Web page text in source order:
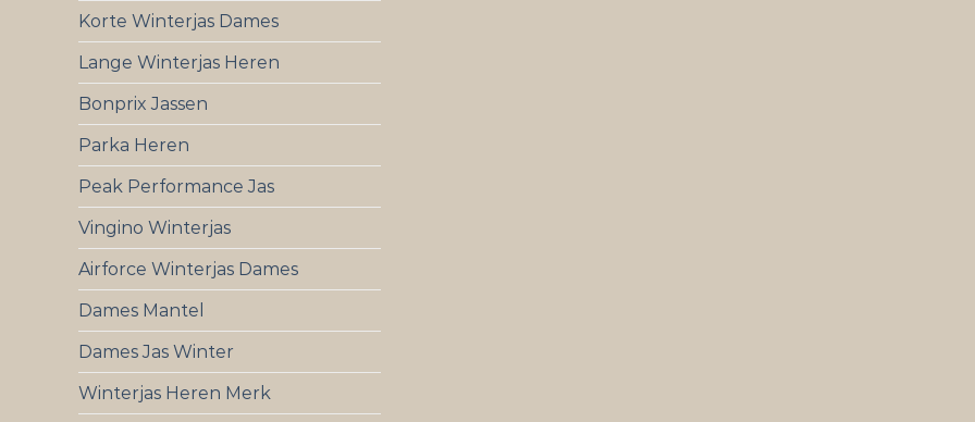
Korte Winterjas Dames
Lange Winterjas Heren
Bonprix Jassen
Parka Heren
Peak Performance Jas
Vingino Winterjas
Airforce Winterjas Dames
Dames Mantel
Dames Jas Winter
Winterjas Heren Merk